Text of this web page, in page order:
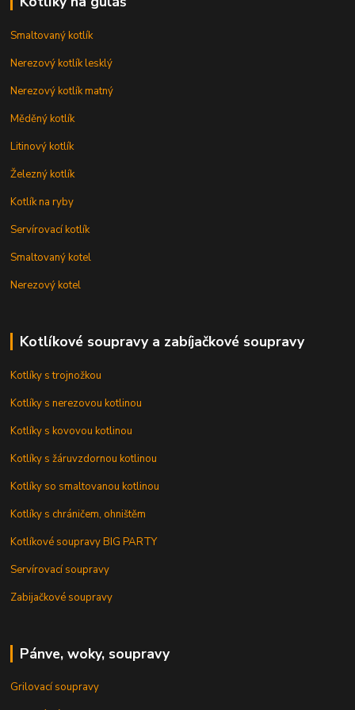
Smaltovaný kotlík
Nerezový kotlík lesklý
Nerezový kotlík matný
Měděný kotlík
Litinový kotlík
Železný kotlík
Kotlík na ryby
Servírovací kotlík
Smaltovaný kotel
Nerezový kotel
Kotlíkové soupravy a zabíjačkové soupravy
Kotlíky s trojnožkou
Kotlíky s nerezovou kotlinou
Kotlíky s kovovou kotlinou
Kotlíky s žáruvzdornou kotlinou
Kotlíky so smaltovanou kotlinou
Kotlíky s chráničem, ohništěm
Kotlíkové soupravy BIG PARTY
Servírovací soupravy
Zabijačkové soupravy
Pánve, woky, soupravy
Grilovací soupravy